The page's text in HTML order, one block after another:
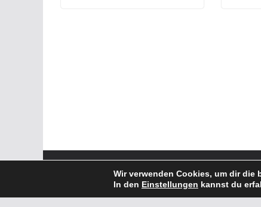
Copyright © 2026Evangelische Kirchengemeinde
ColorMagvon ThemeGrill. Präsentiert von
Wir verwenden Cookies, um dir die
In den Einstellungen kannst du